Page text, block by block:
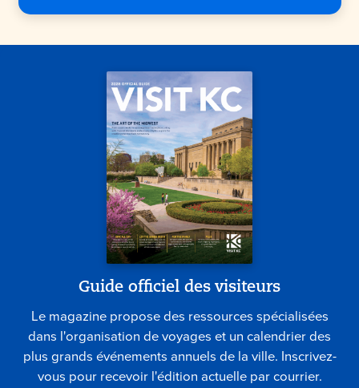
Guide officiel des visiteurs
Le magazine propose des ressources spécialisées
dans l'organisation de voyages et un calendrier des
plus grands événements annuels de la ville. Inscrivez-
vous pour recevoir l'édition actuelle par courrier.